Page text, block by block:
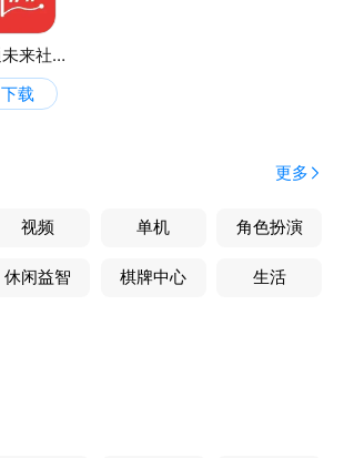
联通未来社区
下载
更多
视频 单机 角色扮演
休闲益智 棋牌中心 生活